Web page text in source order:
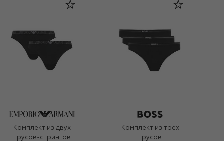
Комплект из двух
трусов-стрингов
Комплект из трех
трусов